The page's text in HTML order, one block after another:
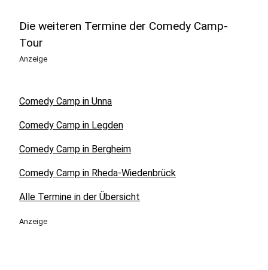
Die weiteren Termine der Comedy Camp-
Tour
Anzeige
Comedy Camp in Unna
Comedy Camp in Legden
Comedy Camp in Bergheim
Comedy Camp in Rheda-Wiedenbrück
Alle Termine in der Übersicht
Anzeige